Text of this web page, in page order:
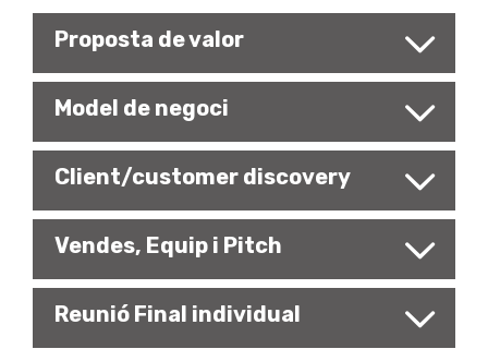
Proposta de valor
Model de negoci
Client/customer discovery
Vendes, Equip i Pitch
Reunió Final individual